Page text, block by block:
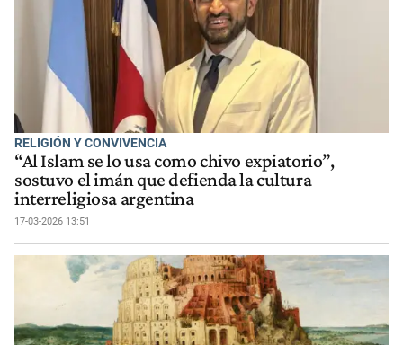
RELIGIÓN Y CONVIVENCIA
“Al Islam se lo usa como chivo expiatorio”,
sostuvo el imán que defienda la cultura
interreligiosa argentina
17-03-2026 13:51